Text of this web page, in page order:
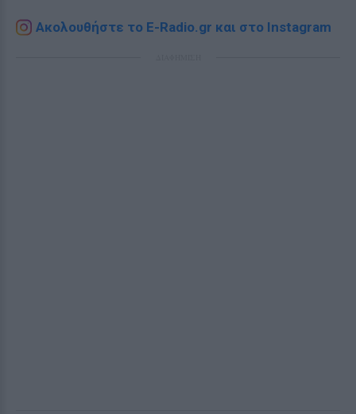
Ακολουθήστε το E-Radio.gr και στο Instagram